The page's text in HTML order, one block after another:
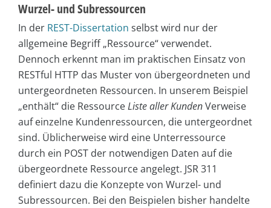
Wurzel- und Subressourcen
In der REST-Dissertation selbst wird nur der
allgemeine Begriff „Ressource“ verwendet.
Dennoch erkennt man im praktischen Einsatz von
RESTful HTTP das Muster von übergeordneten und
untergeordneten Ressourcen. In unserem Beispiel
„enthält“ die RessourceListe aller KundenVerweise
auf einzelne Kundenressourcen, die untergeordnet
sind. Üblicherweise wird eine Unterressource
durch ein POST der notwendigen Daten auf die
übergeordnete Ressource angelegt. JSR 311
definiert dazu die Konzepte von Wurzel- und
Subressourcen. Bei den Beispielen bisher handelte